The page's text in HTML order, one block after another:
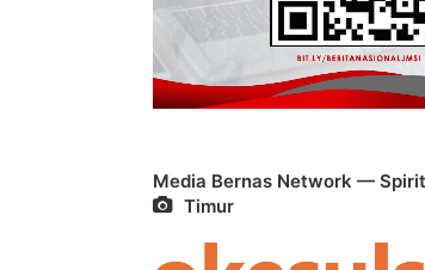
Media Bernas Network —
Timur